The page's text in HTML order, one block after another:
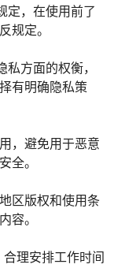
定，在使用前了
规定。
方面的权衡，
有明确隐私策
，避免用于恶意
全。
区版权和使用条
容。
理安排工作时间